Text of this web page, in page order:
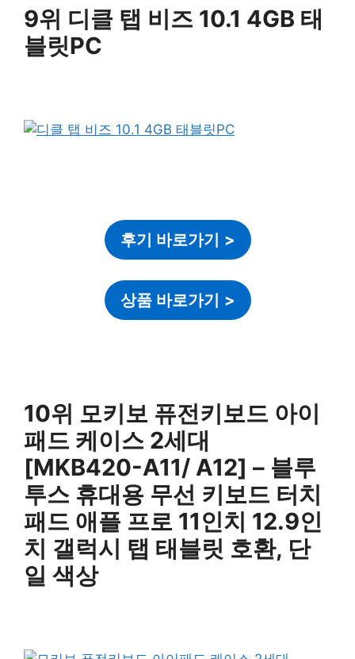
9위 디클 탭 비즈 10.1 4GB 태
블릿PC
후기 바로가기 >
상품 바로가기 >
10위 모키보 퓨전키보드 아이
패드 케이스 2세대
[MKB420-A11/ A12] – 블루
투스 휴대용 무선 키보드 터치
패드 애플 프로 11인치 12.9인
치 갤럭시 탭 태블릿 호환, 단
일 색상